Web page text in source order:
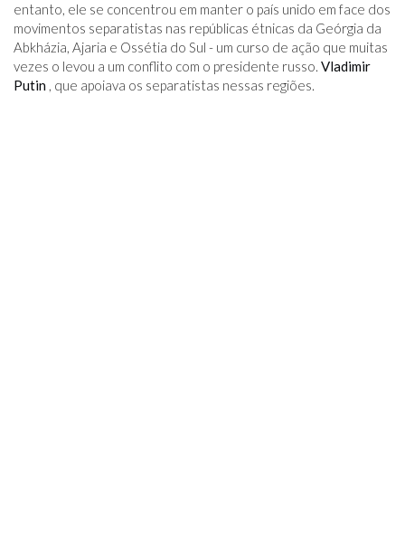
entanto, ele se concentrou em manter o país unido em face dos
movimentos separatistas nas repúblicas étnicas da Geórgia da
Abkházia, Ajaria e Ossétia do Sul - um curso de ação que muitas
vezes o levou a um conflito com o presidente russo. Vladimir
Putin , que apoiava os separatistas nessas regiões.